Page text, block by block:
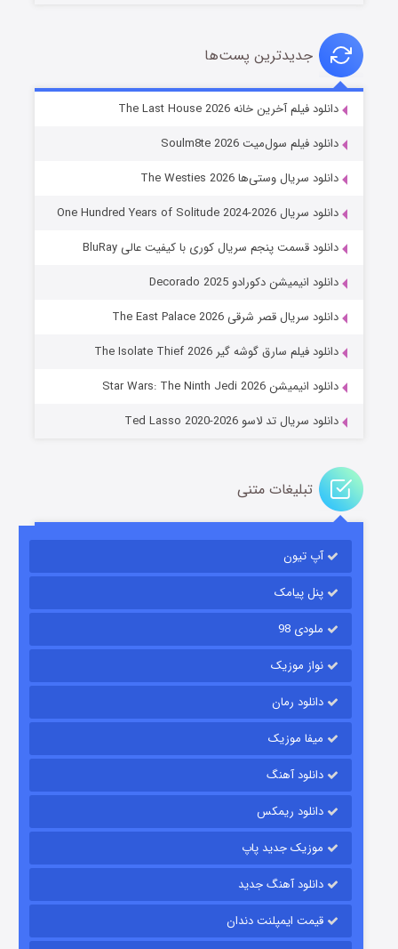
خاندان اژدها فصل ۳
جادوگری در مغولستان
قسمت۱۴ (زیرنویس) منتشر شد
قسمت
جدیدترین پست‌ها
دانلود فیلم آخرین خانه The Last House 2026
دانلود فیلم سول‌میت Soulm8te 2026
دانلود سریال وستی‌ها The Westies 2026
دانلود سریال One Hundred Years of Solitude 2024-2026
دانلود قسمت پنجم سریال کوری با کیفیت عالی BluRay
دانلود انیمیشن دکورادو Decorado 2025
دانلود سریال قصر شرقی The East Palace 2026
دانلود فیلم سارق گوشه گیر The Isolate Thief 2026
دانلود انیمیشن Star Wars: The Ninth Jedi 2026
دانلود سریال تد لاسو Ted Lasso 2020-2026
تبلیغات متنی
آپ تیون
پنل پیامک
ملودی 98
نواز موزیک
دانلود رمان
میفا موزیک
دانلود آهنگ
دانلود ریمکس
موزیک جدید پاپ
دانلود آهنگ جدید
قیمت ایمپلنت دندان